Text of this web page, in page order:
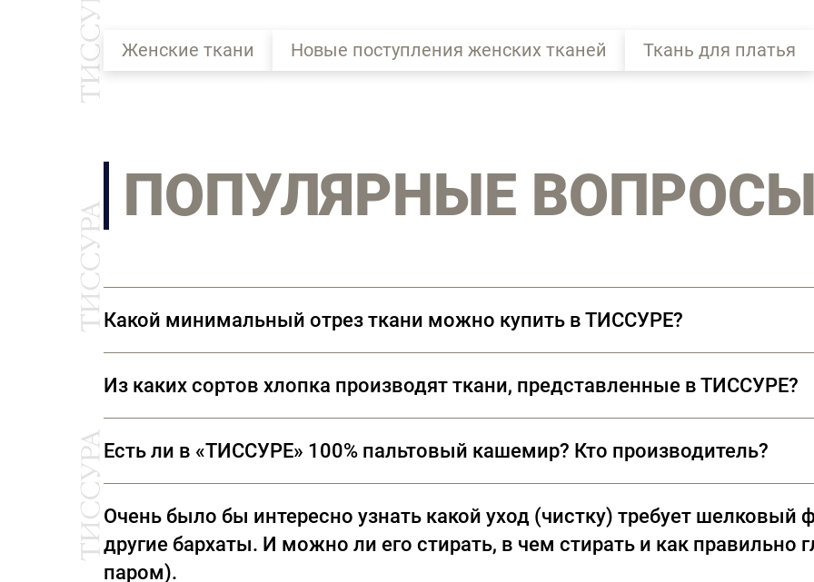
Женские ткани Новые поступления женских тканей Ткань для платья
ПОПУЛЯРНЫЕ
Какой минимальный отрез ткани можно купить в ТИССУРЕ?
Из каких сортов хлопка производят ткани, представленные в ТИССУРЕ?
Есть ли в «ТИССУРЕ» 100% пальтовый кашемир? Кто производитель?
(Италия) Luigi Colombo (Италия) Holland & Sherry (Великобритания)
Очень было бы интересно узнать какой уход (чистку) требует шелковый
другие бархаты. И можно ли его стирать, в чем стирать и как правильно
паром).